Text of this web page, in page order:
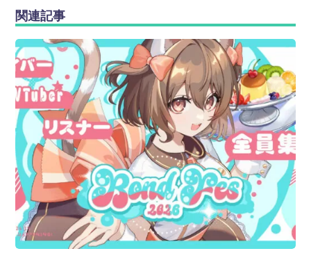
関連記事